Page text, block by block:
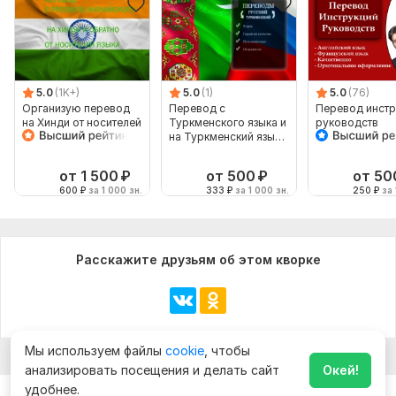
5.0 (1K+)
Организую перевод
на Хинди от носителей
языка
от 1 500 ₽
600 ₽ за 1 000 зн.
5.0 (1)
Перевод с
Туркменского языка и
на Туркменский язык
от 500 ₽
333 ₽ за 1 000 зн.
5.0 (76)
Перевод
руководств
от
250 ₽ за
Расскажите друзьям об этом кворке
Мы используем файлы cookie , чтобы
анализировать посещения и делать сайт
удобнее.
Окей!